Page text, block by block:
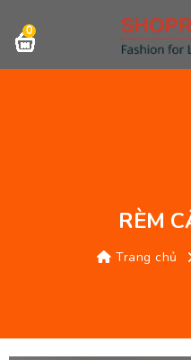
0
RÈM
Trang chủ